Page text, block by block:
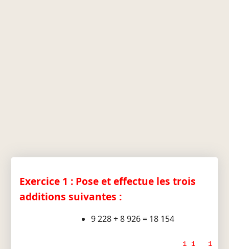
Exercice 1 : Pose et effectue les trois
additions suivantes :
9 228 + 8 926 = 18 154
1 1 1